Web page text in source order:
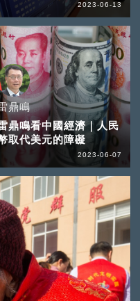
2023-06-13
鼎鳴
鼎鳴看中國經濟｜人民
取代美元的障礙
2023-06-07